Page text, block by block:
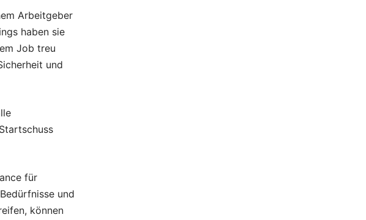
Arbeitgeber
haben sie
Job treu
und
für
und
können